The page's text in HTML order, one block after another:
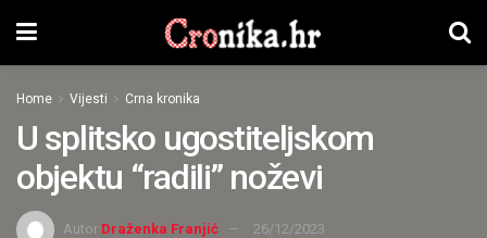
Home Vijesti Crna kronika
U splitsko ugostiteljskom
objektu “radili” noževi
Autor Draženka Franjić 26/12/2023